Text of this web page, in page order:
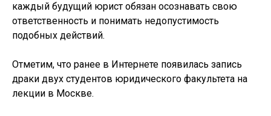
каждый будущий юрист обязан осознавать свою
ответственность и понимать недопустимость
подобных действий.
Отметим, что ранее в Интернете появилась запись
драки двух студентов юридического факультета на
лекции в Москве.